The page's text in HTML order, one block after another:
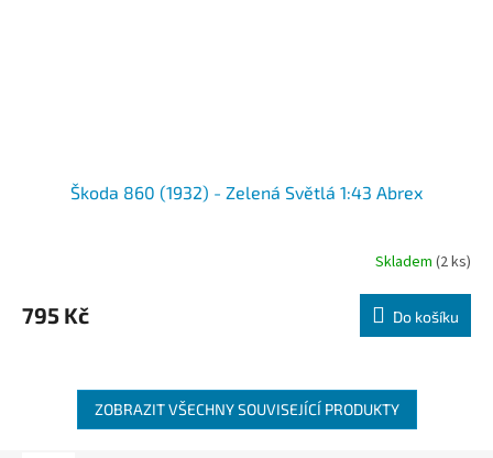
Škoda 860 (1932) - Zelená Světlá 1:43 Abrex
Skladem (2 ks)
795 Kč Do košíku
ZOBRAZIT VŠECHNY SOUVISEJÍCÍ PRODUKTY